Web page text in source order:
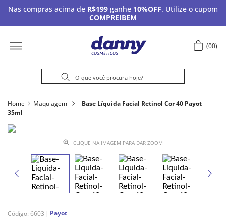
Nas compras acima de R$199 ganhe 10%OFF. Utilize o cupom
COMPREIBEM
00
Home Maquiagem
Base Líquida Facial Retinol Cor 40 Payot
35ml
CLIQUE NA IMAGEM PARA DAR ZOOM
Código: 6603 Payot